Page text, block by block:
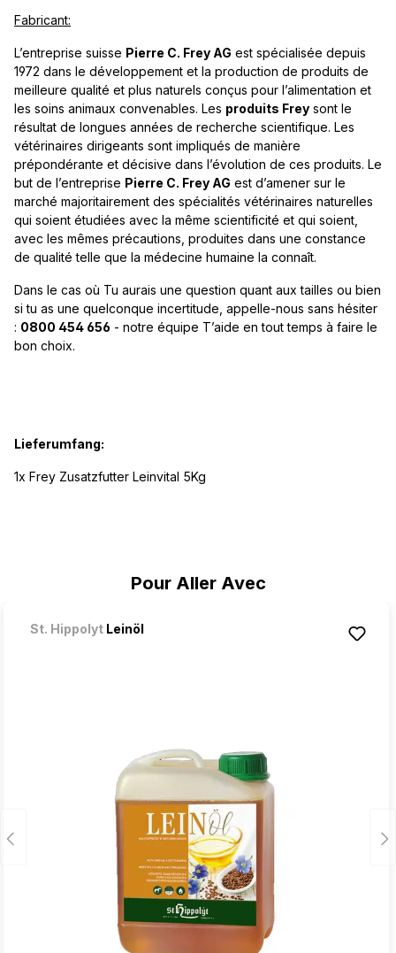
Pour Aller Avec
St. Hippolyt Leinöl
Fabricant:
L’entreprise suisse Pierre C. Frey AG est spécialisée depuis
1972 dans le développement et la production de produits de
meilleure qualité et plus naturels conçus pour l’alimentation et
les soins animaux convenables. Les produits Frey sont le
résultat de longues années de recherche scientifique. Les
vétérinaires dirigeants sont impliqués de manière
prépondérante et décisive dans l’évolution de ces produits. Le
but de l’entreprise Pierre C. Frey AG est d’amener sur le
marché majoritairement des spécialités vétérinaires naturelles
qui soient étudiées avec la même scientificité et qui soient,
avec les mêmes précautions, produites dans une constance
de qualité telle que la médecine humaine la connaît.
Dans le cas où Tu aurais une question quant aux tailles ou bien
si tu as une quelconque incertitude, appelle-nous sans hésiter
: 0800 454 656 - notre équipe T’aide en tout temps à faire le
bon choix.
Lieferumfang:
1x Frey Zusatzfutter Leinvital 5Kg